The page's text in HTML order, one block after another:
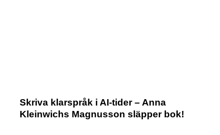
Skriva klarspråk i AI-tider – Anna
Kleinwichs Magnusson släpper bok!